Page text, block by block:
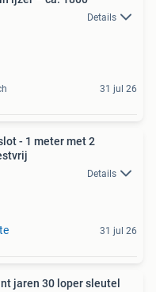
Details
31 jul 26
- 1 meter met 2
Details
31 jul 26
30 loper sleutel